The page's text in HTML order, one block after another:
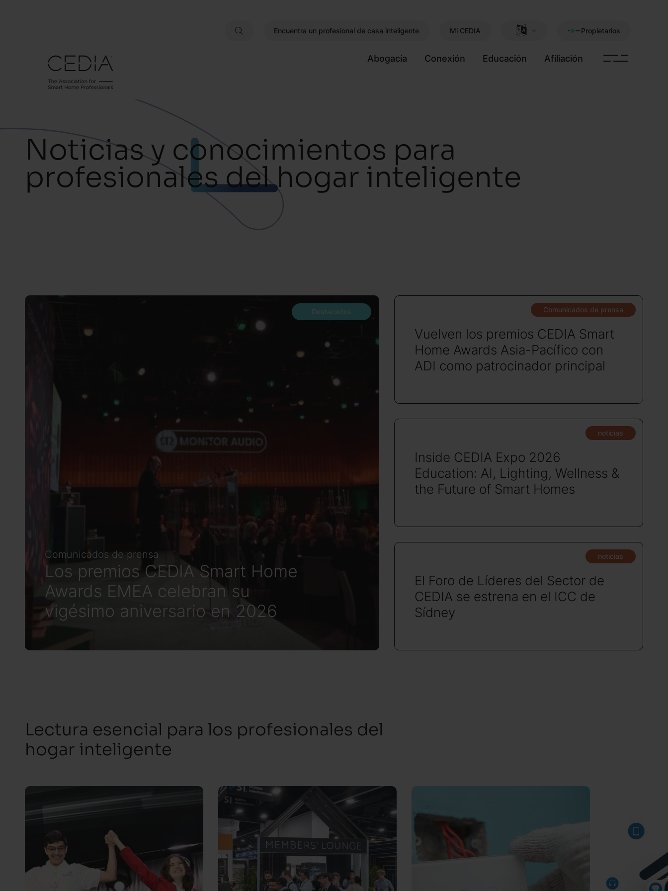
Encuentra un profesional de casa inteligente Mi CEDIA Propietarios
Abogacía Conexión Educación Afiliación
Noticias y conocimientos para
profesionales del hogar inteligente
Destacados
Comunicados de prensa
Los premios CEDIA Smart Home
Awards EMEA celebran su
vigésimo aniversario en 2026
Comunicados de prensa
Vuelven los premios CEDIA Smart
Home Awards Asia-Pacífico con
ADI como patrocinador principal
noticias
Inside CEDIA Expo 2026
Education: AI, Lighting, Wellness &
the Future of Smart Homes
noticias
El Foro de Líderes del Sector de
CEDIA se estrena en el ICC de
Sídney
Lectura esencial para los profesionales del
hogar inteligente